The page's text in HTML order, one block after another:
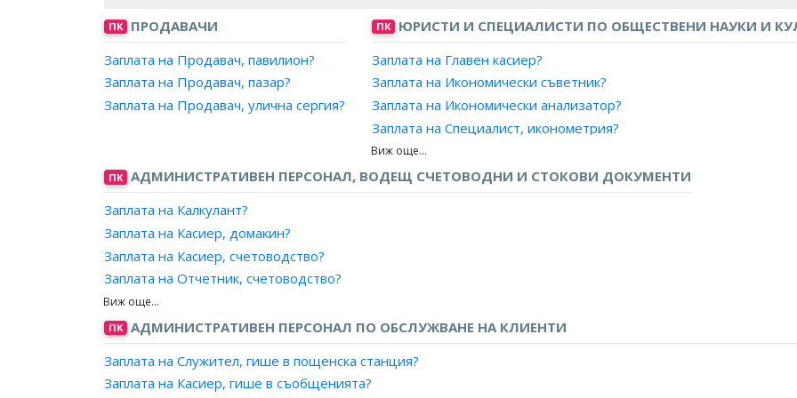
ПК ПРОДАВАЧИ
Заплата на Продавач, павилион?
Заплата на Продавач, пазар?
Заплата на Продавач, улична сергия?
ПК ЮРИСТИ И СПЕЦИАЛИСТИ ПО ОБЩЕСТВЕНИ НАУКИ И
Заплата на Главен касиер?
Заплата на Икономически съветник?
Заплата на Икономически анализатор?
Заплата на Специалист, иконометрия?
Заплата на Икономист, банково дело?
Заплата на Икономист, външна търговия?
Заплата на Икономист, данъчно облагане?
Заплата на Икономист, организация на производството?
Заплата на Икономист, организация на труда?
ПК АДМИНИСТРАТИВЕН ПЕРСОНАЛ, ВОДЕЩ СЧЕТОВОДНИ И СТОКОВИ ДОКУМЕНТИ
Заплата на Калкулант?
Заплата на Касиер, домакин?
Заплата на Касиер, счетоводство?
Заплата на Отчетник, счетоводство?
Заплата на Фактурист?
Заплата на Специалист, контрол разходи?
Заплата на Специалист, контрол приходи?
ПК АДМИНИСТРАТИВЕН ПЕРСОНАЛ ПО ОБСЛУЖВАНЕ НА КЛИЕНТИ
Заплата на Служител, гише в пощенска станция?
Заплата на Касиер, гише в съобщенията?